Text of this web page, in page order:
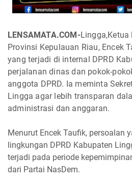
LENSAMATA.COM-Lingga,Ketua
Provinsi Kepulauan Riau, Encek
yang terjadi di internal DPRD
perjalanan dinas dan pokok-
anggota DPRD. Ia meminta
Lingga agar lebih transparan
administrasi dan anggaran.
Menurut Encek Taufik, persoalan
lingkungan DPRD Kabupaten
terjadi pada periode
dari Partai NasDem.